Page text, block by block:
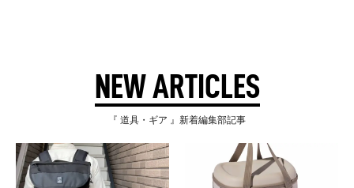
NEW ARTICLES
『 道具・ギア 』新着編集部記事